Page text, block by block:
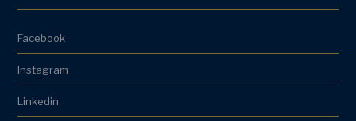
Facebook
Instagram
Linkedin